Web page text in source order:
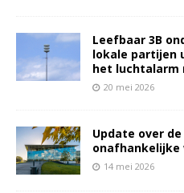
Leefbaar 3B
lokale partijen
het luchtalarm
20 mei 2026
Update over
onafhankelijke
14 mei 2026